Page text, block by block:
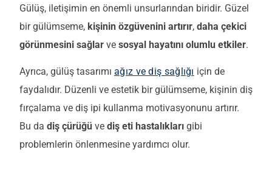
Gülüş, iletişimin en önemli unsurlarından biridir. Güzel
bir gülümseme, kişinin özgüvenini artırır, daha çekici
görünmesini sağlar ve sosyal hayatını olumlu etkiler.
Ayrıca, gülüş tasarımı ağız ve diş sağlığı için de
faydalıdır. Düzenli ve estetik bir gülümseme, kişinin diş
fırçalama ve diş ipi kullanma motivasyonunu artırır.
Bu da diş çürüğü ve diş eti hastalıkları gibi
problemlerin önlenmesine yardımcı olur.